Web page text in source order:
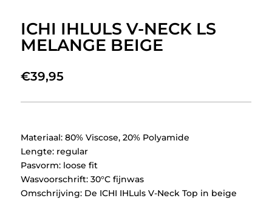
ICHI IHLULS V-NECK LS
MELANGE BEIGE
€39,95
Materiaal: 80% Viscose, 20% Polyamide
Lengte: regular
Pasvorm: loose fit
Wasvoorschrift: 30°C fijnwas
Omschrijving: De ICHI IHLuls V-Neck Top in beige